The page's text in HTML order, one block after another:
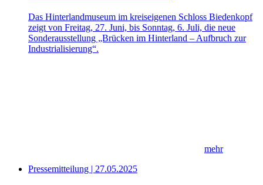
Das Hinterlandmuseum im kreiseigenen Schloss Biedenkopf
zeigt von Freitag, 27. Juni, bis Sonntag, 6. Juli, die neue
Sonderausstellung „Brücken im Hinterland – Aufbruch zur
Industrialisierung“.
mehr
Pressemitteilung | 27.05.2025